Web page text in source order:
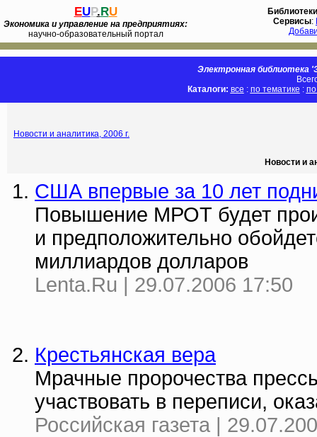
EUP.RU
Экономика и управление на предприятиях:
научно-образовательный портал
Библиотеки
Сервисы:
Электронная библиотека
Каталоги: все : по тематике :
Новости и аналитика, 2006 г.
Новости и
США впервые за 10 лет
Повышение МРОТ будет
и предположительно
миллиардов долларов
Lenta.Ru | 29.07.2006 17:50
Крестьянская вера
Мрачные пророчества
участвовать в переписи,
Российская газета |